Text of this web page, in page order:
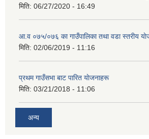
मिति: 06/27/2020 - 16:49
आ‍.व ०७५/०७६ का गाउँपालिका तथा वडा स्तरीय
मिति: 02/06/2019 - 11:16
प्रथम गाउँसभा बाट पारित याेजनाहरू
मिति: 03/21/2018 - 11:06
अन्य